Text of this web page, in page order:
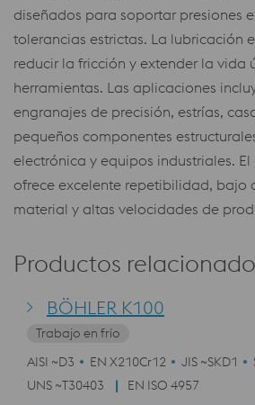
diseñados para soportar presiones
tolerancias estrictas. La lubricación
reducir la fricción y extender la vida
herramientas. Las aplicaciones
engranajes de precisión, estrías,
pequeños componentes
electrónica y equipos industriales.
ofrece excelente repetibilidad, bajo
material y altas velocidades de
Productos
BÖHLER K100
Trabajo en frío
AISI ~D3
EN X210Cr12 JIS ~SKD1
UNS ~T30403
EN ISO 4957